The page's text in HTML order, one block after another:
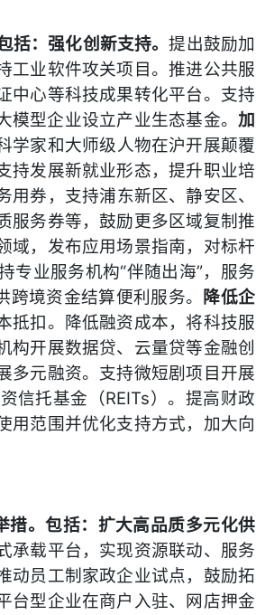
括：强化创新支持。提出鼓励加
工业软件攻关项目。推进公共服
中心等科技成果转化平台。支持
型企业设立产业生态基金。 加
学家和大师级人物在沪开展颠覆
持发展新就业形态，提升职业培
用券，支持浦东新区、静安区、
服务券等，鼓励更多区域复制推
域，发布应用场景指南，对标杆
专业服务机构“伴随出海”，服务
境资金结算便利服务。
降低企
抵扣。降低融资成本，将科技服
构开展数据贷、云量贷等金融创
多元融资。支持微短剧项目开展
信托基金（REITs）。提高财政
用范围并优化支持方式，加大向
措。包括：扩大高品质多元化供
承载平台，实现资源联动、服务
动员工制家政企业试点，鼓励拓
台型企业在商户入驻、网店押金